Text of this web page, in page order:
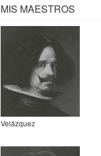
MIS MAESTROS
Velázquez